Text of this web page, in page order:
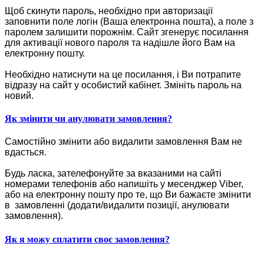
Щоб скинути пароль, необхідно при авторизації
заповнити поле логін (Ваша електронна пошта), а поле з
паролем залишити порожнім. Сайт згенерує посилання
для активації нового пароля та надішле його Вам на
електронну пошту.
Необхідно натиснути на це посилання, і Ви потрапите
відразу на сайт у особистий кабінет. Змініть пароль на
новий.
Як змінити чи анулювати замовлення?
Самостійно змінити або видалити замовлення Вам не
вдасться.
Будь ласка, зателефонуйте за вказаними на сайті
номерами телефонів або напишіть у месенджер Viber,
або на електронну пошту про те, що Ви бажаєте змінити
в замовленні (додати/видалити позиції, анулювати
замовлення).
Як я можу сплатити своє замовлення?